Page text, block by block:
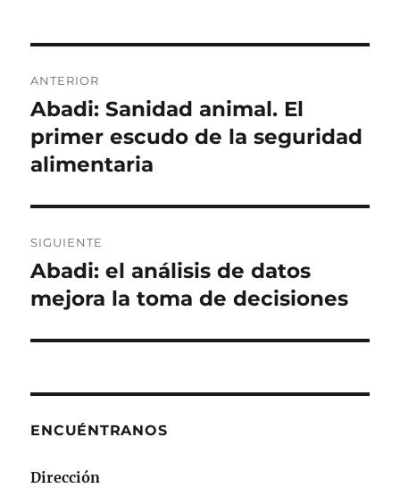
de
entradas
ANTERIOR
Entrada
anterior:
Abadi: Sanidad animal. El
primer escudo de la seguridad
alimentaria
SIGUIENTE
Siguiente
entrada:
Abadi: el análisis de datos
mejora la toma de decisiones
ENCUÉNTRANOS
Dirección